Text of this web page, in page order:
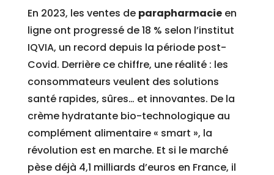
En 2023, les ventes de parapharmacieen
ligne ont progressé de 18 % selon l’institut
IQVIA, un record depuis la période post-
Covid. Derrière ce chiffre, une réalité : les
consommateurs veulent des solutions
santé rapides, sûres… et innovantes. De la
crème hydratante bio-technologique au
complément alimentaire « smart », la
révolution est en marche. Et si le marché
pèse déjà 4,1 milliards d’euros en France, il